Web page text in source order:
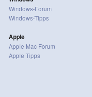
Windows-Forum
Windows-Tipps
Apple
Apple Mac Forum
Apple Tipps